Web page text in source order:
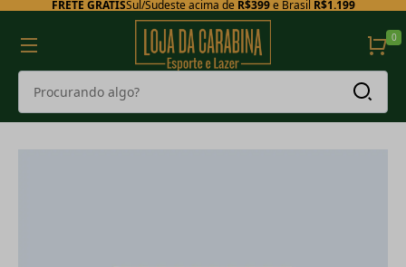
FRETE GRÁTISSul/Sudeste acima de R$399e Brasil R$1.199
0